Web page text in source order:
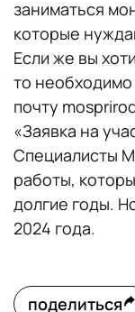
заниматься
которые
Если же вы
то необходимо
почту
«Заявка на
Специалисты
работы,
долгие годы.
2024 года.
поделиться